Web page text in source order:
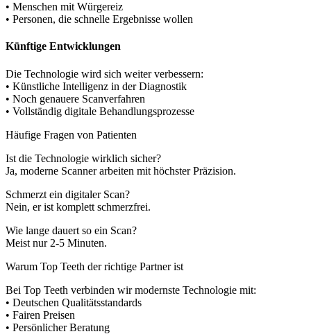
• Menschen mit Würgereiz
• Personen, die schnelle Ergebnisse wollen
Künftige Entwicklungen
Die Technologie wird sich weiter verbessern:
• Künstliche Intelligenz in der Diagnostik
• Noch genauere Scanverfahren
• Vollständig digitale Behandlungsprozesse
Häufige Fragen von Patienten
Ist die Technologie wirklich sicher?
Ja, moderne Scanner arbeiten mit höchster Präzision.
Schmerzt ein digitaler Scan?
Nein, er ist komplett schmerzfrei.
Wie lange dauert so ein Scan?
Meist nur 2-5 Minuten.
Warum Top Teeth der richtige Partner ist
Bei Top Teeth verbinden wir modernste Technologie mit:
• Deutschen Qualitätsstandards
• Fairen Preisen
• Persönlicher Beratung